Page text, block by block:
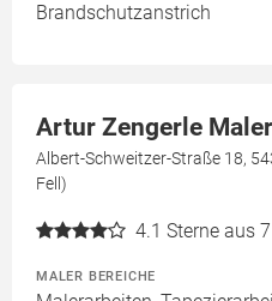
Brandschutzanstrich
Artur Zengerle
Albert-Schweitzer-Straße 18,
Fell)
4.1 Sterne aus
MALER BEREICHE